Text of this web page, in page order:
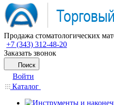
Продажа стоматологических
+7 (343) 312-48-20
Заказать звонок
Поиск
Войти
Каталог